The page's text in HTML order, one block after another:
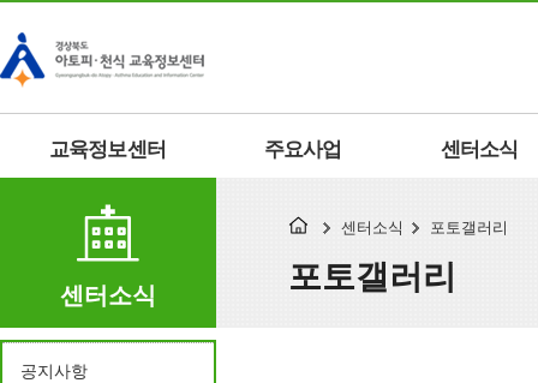
교육정보센터 주요사업 센터소식
센터소식
센터소식 포토갤러리
포토갤러리
공지사항